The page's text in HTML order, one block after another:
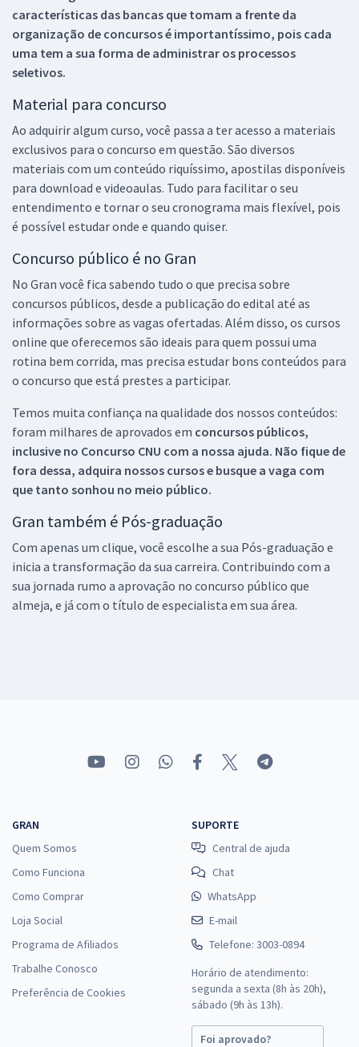
características das bancas que tomam a frente da
organização de concursos é importantíssimo, pois cada
uma tem a sua forma de administrar os processos
seletivos.
Material para concurso
Ao adquirir algum curso, você passa a ter acesso a materiais
exclusivos para o concurso em questão. São diversos
materiais com um conteúdo riquíssimo, apostilas disponíveis
para download e videoaulas. Tudo para facilitar o seu
entendimento e tornar o seu cronograma mais flexível, pois
é possível estudar onde e quando quiser.
Concurso público é no Gran
No Gran você fica sabendo tudo o que precisa sobre
concursos públicos, desde a publicação do edital até as
informações sobre as vagas ofertadas. Além disso, os cursos
online que oferecemos são ideais para quem possui uma
rotina bem corrida, mas precisa estudar bons conteúdos para
o concurso que está prestes a participar.
Temos muita confiança na qualidade dos nossos conteúdos:
foram milhares de aprovados em concursos públicos,
inclusive no Concurso CNU com a nossa ajuda. Não fique de
fora dessa, adquira nossos cursos e busque a vaga com
que tanto sonhou no meio público.
Gran também é Pós-graduação
Com apenas um clique, você escolhe a sua Pós-graduação e
inicia a transformação da sua carreira. Contribuindo com a
sua jornada rumo a aprovação no concurso público que
almeja, e já com o título de especialista em sua área.
GRAN
Quem Somos
Como Funciona
Como Comprar
Loja Social
Programa de Afiliados
Trabalhe Conosco
Preferência de Cookies
SUPORTE
Central de ajuda
Chat
WhatsApp
E-mail
Telefone: 3003-0894
Horário de atendimento:
segunda a sexta (8h às 20h),
sábado (9h às 13h).
Foi aprovado?